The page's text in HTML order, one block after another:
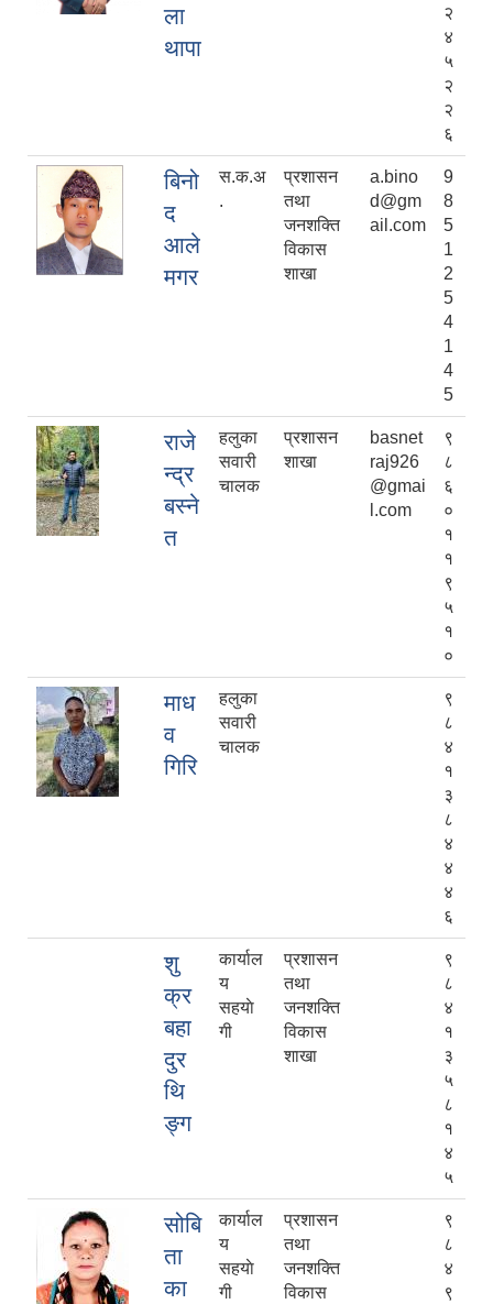
ला
थापा
२
४
५
२
२
६
बिनो
द
आले
मगर
स.क.अ
.
प्रशासन
तथा
जनशक्ति
विकास
शाखा
a.bino
d@gm
ail.com
9
8
5
1
2
5
4
1
4
5
राजे
न्द्र
बस्ने
त
हलुका
सवारी
चालक
प्रशासन
शाखा
basnet
raj926
@gmai
l.com
९
८
६
०
१
१
९
५
१
०
माध
व
गिरि
हलुका
सवारी
चालक
९
८
४
१
३
८
४
४
४
६
शु
क्र
बहा
दुर
थि
ङ्ग
कार्याल
य
सहयाे
गी
प्रशासन
तथा
जनशक्ति
विकास
शाखा
९
८
४
१
३
५
८
१
४
५
सोबि
ता
का
कार्याल
य
सहयाे
गी
प्रशासन
तथा
जनशक्ति
विकास
९
८
४
९